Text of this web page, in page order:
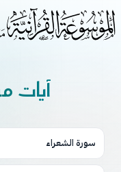
آيات
سورة الشعراء